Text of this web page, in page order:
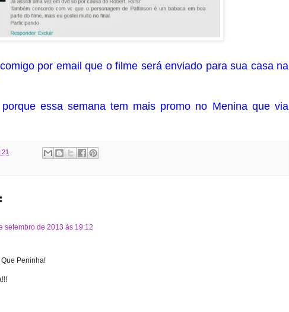
por email que o filme será enviado para sua casa na
essa semana tem mais promo no Menina que via
setembro de 2013 às 19:12
Peninha!